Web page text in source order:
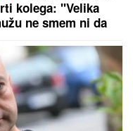
kolega: "Velika
ne smem ni da